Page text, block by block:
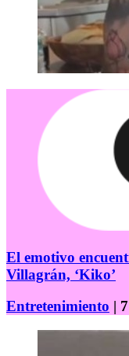
El emotivo
Villagrán, ‘Kiko’
Entretenimiento |